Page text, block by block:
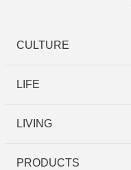
CULTURE
LIFE
LIVING
PRODUCTS